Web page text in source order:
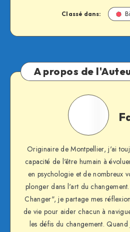
Classé dans:
A propos de
Fabien
Originaire de Montpellier, j'ai
capacité de l'être humain à
en psychologie et de nombreux
plonger dans l'art du
Changer", je partage mes
de vie pour aider chacun à
les défis du changement. Quand